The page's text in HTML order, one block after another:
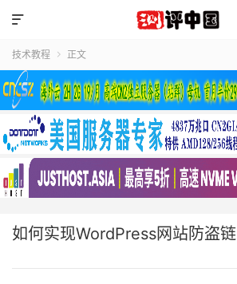

技术教程  正文
如何实现WordPress网站防盗链